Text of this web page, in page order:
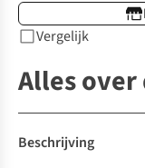
Vergelijk
Alles
Beschrijving